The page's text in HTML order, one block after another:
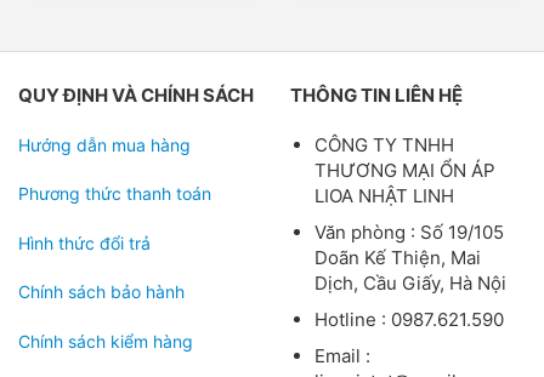
QUY ĐỊNH VÀ CHÍNH SÁCH
Hướng dẫn mua hàng
Phương thức thanh toán
Hình thức đổi trả
Chính sách bảo hành
Chính sách kiểm hàng
THÔNG TIN LIÊN HỆ
CÔNG TY TNHH
THƯƠNG MẠI ỔN ÁP
LIOA NHẬT LINH
Văn phòng : Số 19/105
Doãn Kế Thiện, Mai
Dịch, Cầu Giấy, Hà Nội
Hotline : 0987.621.590
Email :